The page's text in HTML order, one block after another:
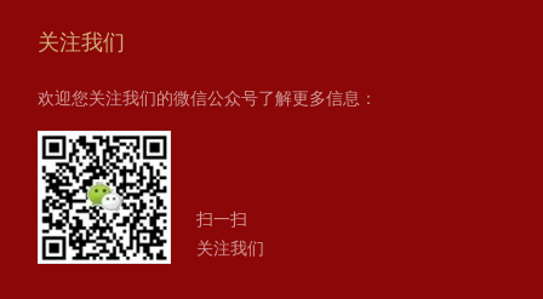
关注我们
欢迎您关注我们的微信公众号了解更多信息：
扫一扫
关注我们